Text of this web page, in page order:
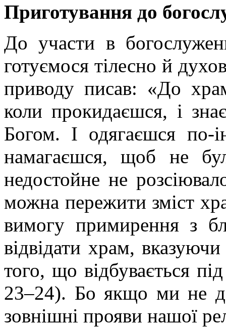
Приготування до
До участи в
готуємося тілесно й
приводу писав: «До
коли прокидаєшся, і
Богом. І одягаєшся по-
намагаєшся, щоб не
недостойне не
можна пережити зміст
вимогу примирення з
відвідати храм,
того, що відбувається
23–24). Бо якщо ми не
зовнішні прояви нашої